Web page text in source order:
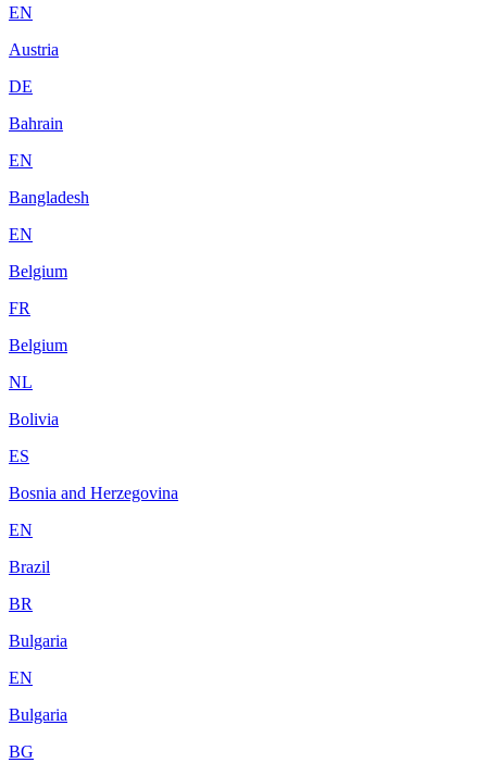
EN
Austria
DE
Bahrain
EN
Bangladesh
EN
Belgium
FR
Belgium
NL
Bolivia
ES
Bosnia and Herzegovina
EN
Brazil
BR
Bulgaria
EN
Bulgaria
BG